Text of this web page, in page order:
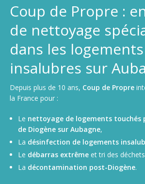
Coup de Propre :
de nettoyage
dans les logements
insalubres sur
Depuis plus de 10 ans, Coup de Propre
la France pour :
Le nettoyage de logements touchés
de Diogène sur Aubagne,
La désinfection de logements
Le débarras extrêmeet tri des
La décontamination post-Diogène.